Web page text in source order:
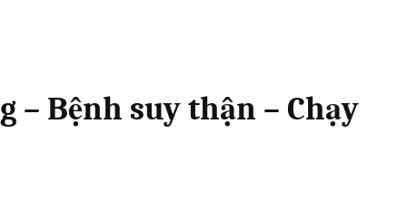
– Bệnh suy thận – Chạy